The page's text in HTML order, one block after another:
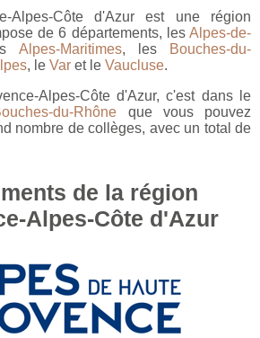
Alpes-Côte d'Azur est une région
de 6 départements, les Alpes-de-
Alpes-Maritimes, les
Bouches-du-
, le Var et le Vaucluse.
Alpes-Côte d'Azur, c'est dans le
du-Rhône que vous pouvez
nombre de collèges, avec un total de
de la région
Alpes-Côte d'Azur